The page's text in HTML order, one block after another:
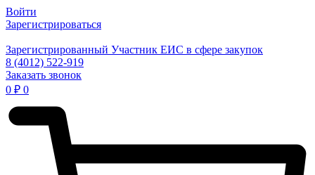
Войти
Зарегистрироваться
Зарегистрированный Участник ЕИС в сфере закупок
8 (4012) 522-919
Заказать звонок
0 ₽ 0